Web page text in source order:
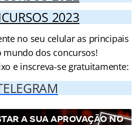
2023
no seu celular as principais
mundo dos concursos!
e inscreva-se gratuitamente:
A SUA APROVAÇÃO NO